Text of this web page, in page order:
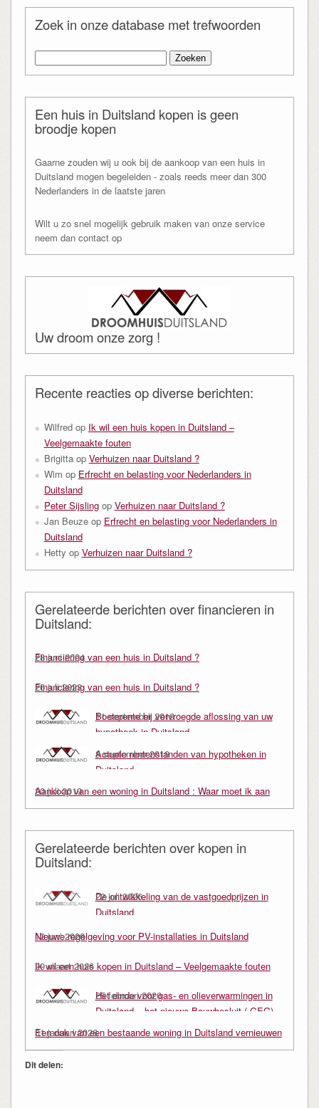
Zoek in onze database met trefwoorden
naar:
Een huis in Duitsland kopen is geen
broodje kopen
Gaarne zouden wij u ook bij de aankoop van een huis in
Duitsland mogen begeleiden - zoals reeds meer dan 300
Nederlanders in de laatste jaren
Wilt u zo snel mogelijk gebruik maken van onze service
neem dan contact op
Uw droom onze zorg !
Recente reacties op diverse berichten:
Wilfredop Ik wil een huis kopen in Duitsland –
Veelgemaakte fouten
Brigittaop Verhuizen naar Duitsland ?
Wim op Erfrecht en belasting voor Nederlanders in
Duitsland
Peter Sijslingop Verhuizen naar Duitsland ?
Jan Beuzeop Erfrecht en belasting voor Nederlanders in
Duitsland
Hetty op Verhuizen naar Duitsland ?
Gerelateerde berichten over financieren in
Duitsland:
Financiering van een huis in Duitsland ?
28 juni 2024
Financiering van een huis in Duitsland ?
26 juli 2023
Boeterente bij vervroegde aflossing van uw
hypotheek in Duitsland
11 september 2019
Actuele rentenstanden van hypotheken in
Duitsland
8 september 2019
Aankoop van een woning in Duitsland : Waar moet ik aan
denken ?
20 juli 2019
Gerelateerde berichten over kopen in
Duitsland:
De ontwikkeling van de vastgoedprijzen in
Duitsland
22 juli 2026
Nieuwe regelgeving voor PV-installaties in Duitsland
12 juni 2026
Ik wil een huis kopen in Duitsland – Veelgemaakte fouten
29 maart 2026
Het einde voor gas- en olieverwarmingen in
Duitsland – het nieuwe Bouwbesluit ( GEG)
25 februari 2026
Een dak van een bestaande woning in Duitsland vernieuwen
31 januari 2026
Dit delen: